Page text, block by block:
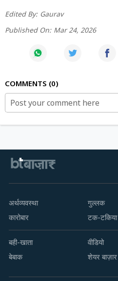
Edited By: Gaurav
Published On: Mar 24, 2026
COMMENTS 0
अर्थव्यवस्था
कारोबार
गुल्लक
टक-टकिया
बही-खाता
बेबाक
वीडियो
शेयर बाज़ार